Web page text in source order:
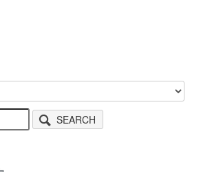
SEARCH